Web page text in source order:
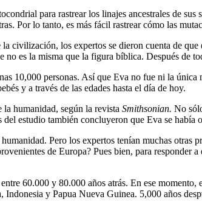
para rastrear los linajes ancestrales de
Por lo tanto, es más fácil rastrear cómo las
civilización, los expertos se dieron cuenta de
es la misma que la figura bíblica. Después de
10,000 personas. Así que Eva no fue ni la
y a través de las edades hasta el día de hoy.
la humanidad, según la revista Smithsonian. No
estudio también concluyeron que Eva se
Pero los expertos tenían muchas otras
de Europa? Pues bien, para
60.000 y 80.000 años atrás. En ese
y Papua Nueva Guinea. 5,000 años